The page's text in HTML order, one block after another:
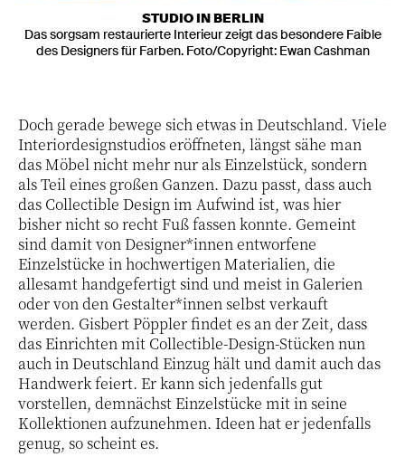
STUDIO IN BERLIN
Das sorgsam restaurierte Interieur zeigt das besondere Faible
des Designers für Farben. Foto/Copyright: Ewan Cashman
Doch gerade bewege sich etwas in Deutschland. Viele
Interiordesignstudios eröffneten, längst sähe man
das Möbel nicht mehr nur als Einzelstück, sondern
als Teil eines großen Ganzen. Dazu passt, dass auch
das Collectible Design im Aufwind ist, was hier
bisher nicht so recht Fuß fassen konnte. Gemeint
sind damit von Designer*innen entworfene
Einzelstücke in hochwertigen Materialien, die
allesamt handgefertigt sind und meist in Galerien
oder von den Gestalter*innen selbst verkauft
werden. Gisbert Pöppler findet es an der Zeit, dass
das Einrichten mit Collectible-Design-Stücken nun
auch in Deutschland Einzug hält und damit auch das
Handwerk feiert. Er kann sich jedenfalls gut
vorstellen, demnächst Einzelstücke mit in seine
Kollektionen aufzunehmen. Ideen hat er jedenfalls
genug, so scheint es.